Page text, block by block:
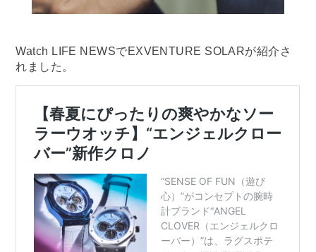
Watch LIFE NEWSでEXVENTURE SOLARが紹介さ
れました。